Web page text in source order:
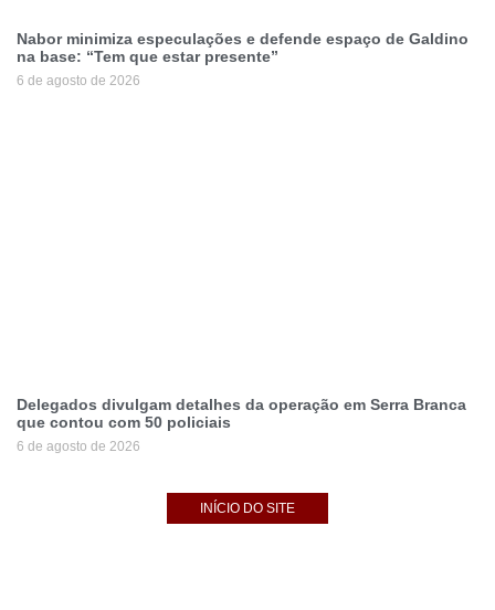
Nabor minimiza especulações e defende espaço de Galdino
na base: “Tem que estar presente”
6 de agosto de 2026
Delegados divulgam detalhes da operação em Serra Branca
que contou com 50 policiais
6 de agosto de 2026
INÍCIO DO SITE